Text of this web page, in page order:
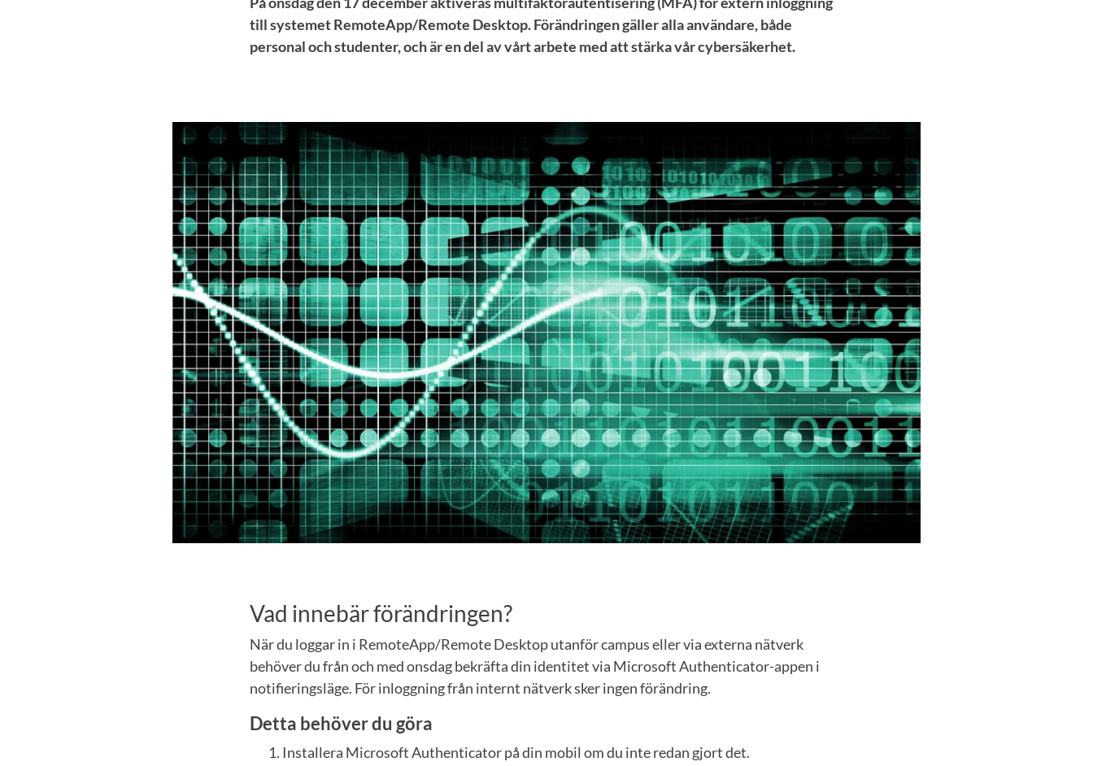
till systemet RemoteApp/Remote Desktop. Förändringen gäller alla användare, både
personal och studenter, och är en del av vårt arbete med att stärka vår cybersäkerhet.
Vad innebär förändringen?
När du loggar in i RemoteApp/Remote Desktop utanför campus eller via externa nätverk
behöver du från och med onsdag bekräfta din identitet via Microsoft Authenticator-appen i
notifieringsläge. För inloggning från internt nätverk sker ingen förändring.
Detta behöver du göra
Installera Microsoft Authenticator på din mobil om du inte redan gjort det.